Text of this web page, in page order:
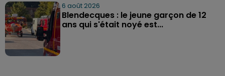
6 août 2026
Blendecques : le jeune garçon de 12
ans qui s'était noyé est...